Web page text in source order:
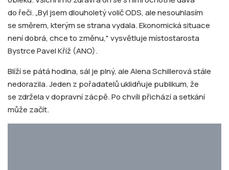
do řeči. „Byl jsem dlouholetý volič ODS, ale nesouhlasím
se směrem, kterým se strana vydala. Ekonomická situace
není dobrá, chce to změnu," vysvětluje místostarosta
Bystrce Pavel Kříž (ANO).
Blíží se pátá hodina, sál je plný, ale Alena Schillerová stále
nedorazila. Jeden z pořadatelů uklidňuje publikum, že
se zdržela v dopravní zácpě. Po chvíli přichází a setkání
může začít.